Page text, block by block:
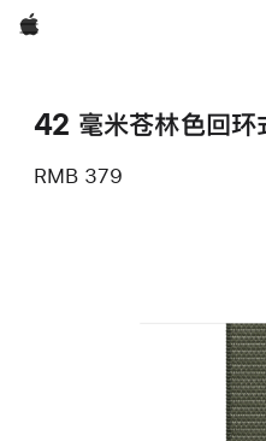
Apple
42 毫米苍林色回环
RMB 379